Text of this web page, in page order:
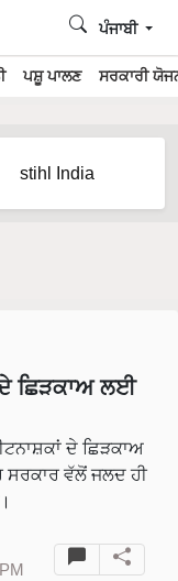
ਪਸ਼ੂ ਪਾਲਣ ਸਰਕਾਰੀ
ਪੰਜਾਬੀ
ਦੇ ਛਿੜਕਾਅ ਲਈ
ਦੇ ਛਿੜਕਾਅ
ਵੱਲੋਂ ਜਲਦ ਹੀ